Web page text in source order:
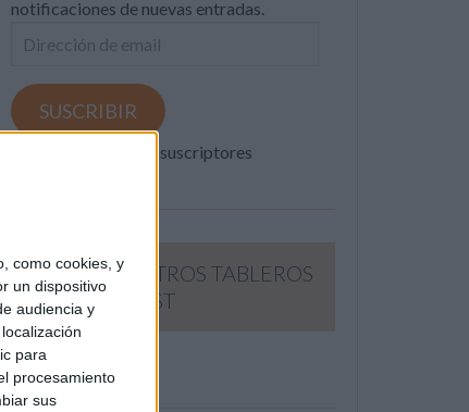
como cookies, y
un dispositivo
audiencia y
para
procesamiento
sus
notificaciones de nuevas entradas.
Dirección
email
SUSCRIBIR
Únete a otros 371K suscriptores
SIGUE NUESTROS TABLEROS
EN PINTEREST